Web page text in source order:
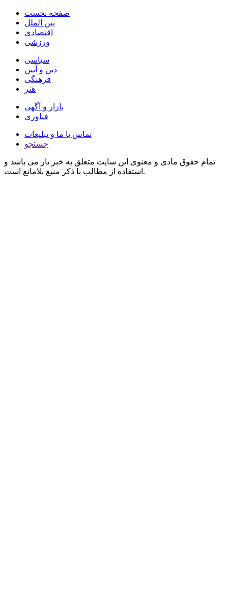
صفحه نخست
بین الملل
اقتصادی
ورزشی
سیاسی
دین و آیین
فرهنگی
هنر
بازار و آگهی
فناوری
تماس با ما و تبلیغات
جستجو
تمام حقوق مادی و معنوی این سایت متعلق به خبر یار می باشد و
استفاده از مطالب با ذکر منبع بلامانع است.